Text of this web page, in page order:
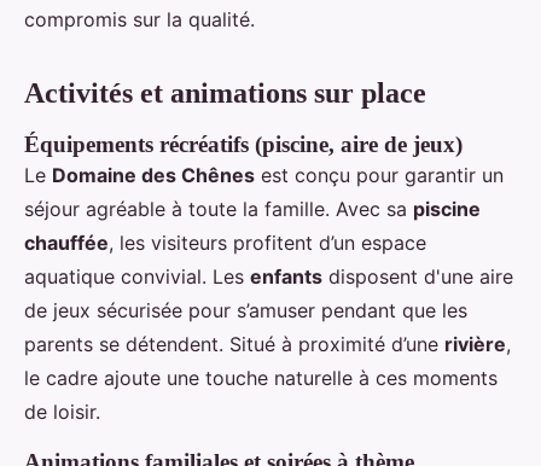
compromis sur la qualité.
Activités et animations sur place
Équipements récréatifs (piscine, aire de jeux)
Le Domaine des Chênes est conçu pour garantir un
séjour agréable à toute la famille. Avec sa piscine
chauffée, les visiteurs profitent d’un espace
aquatique convivial. Les enfants disposent d'une aire
de jeux sécurisée pour s’amuser pendant que les
parents se détendent. Situé à proximité d’une rivière,
le cadre ajoute une touche naturelle à ces moments
de loisir.